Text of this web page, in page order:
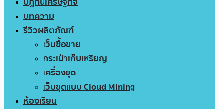
บทความ
รีวิวผลิตภัณฑ์
เว็บซื้อขาย
กระเป๋าเก็บเหรียญ
เครื่องขุด
เว็บขุดแบบ Cloud Mining
ห้องเรียน